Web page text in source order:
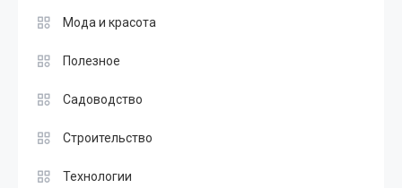
Мода и красота
Полезное
Садоводство
Строительство
Технологии